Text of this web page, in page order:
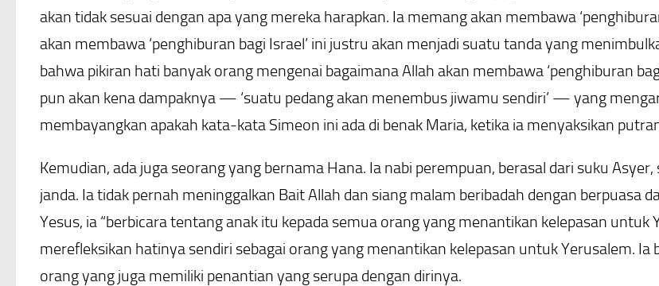
akan tidak sesuai dengan apa yang mereka harapkan. Ia memang akan membawa
akan membawa ‘penghiburan bagi Israel’ ini justru akan menjadi suatu tanda yang
bahwa pikiran hati banyak orang mengenai bagaimana Allah akan membawa ‘penghiburan
pun akan kena dampaknya — ‘suatu pedang akan menembus jiwamu sendiri’ — yang
membayangkan apakah kata-kata Simeon ini ada di benak Maria, ketika ia menyaksikan
Kemudian, ada juga seorang yang bernama Hana. Ia nabi perempuan, berasal dari suku
janda. Ia tidak pernah meninggalkan Bait Allah dan siang malam beribadah dengan berpuasa
Yesus, ia “berbicara tentang anak itu kepada semua orang yang menantikan kelepasan untuk
merefleksikan hatinya sendiri sebagai orang yang menantikan kelepasan untuk Yerusalem.
orang yang juga memiliki penantian yang serupa dengan dirinya.